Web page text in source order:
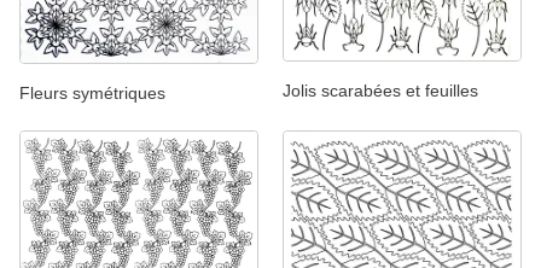
Fleurs symétriques Jolis scarabées et feuilles